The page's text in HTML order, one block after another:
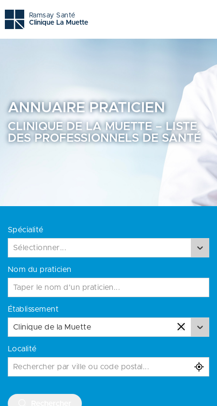
Ramsay Santé
Clinique La Muette
ANNUAIRE PRATICIEN
CLINIQUE DE LA MUETTE – LISTE
DES PROFESSIONNELS DE SANTÉ
Spécialité
Sélectionner...
Nom du praticien
Établissement
Clinique de la Muette
Localité
Rechercher par ville ou code postal...